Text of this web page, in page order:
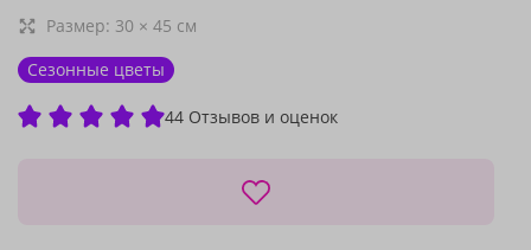
Размер: 30 × 45 см
Сезонные цветы
44 Отзывов и оценок